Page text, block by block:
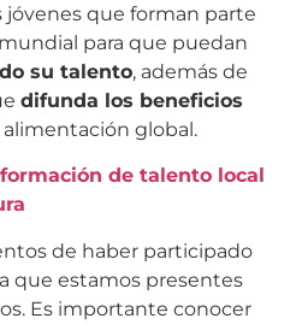
jóvenes que forman parte
para que puedan
su talento, además de
difunda los beneficios
global.
de talento local
de haber participado
que estamos presentes
Es importante conocer